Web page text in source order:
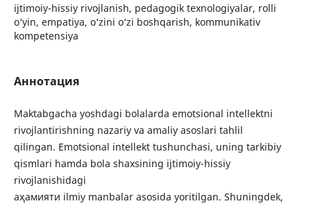
ijtimoiy-hissiy rivojlanish, pedagogik texnologiyalar, rolli
o‘yin, empatiya, o‘zini o‘zi boshqarish, kommunikativ
kompetensiya
Аннотация
Maktabgacha yoshdagi bolalarda emotsional intellektni
rivojlantirishning nazariy va amaliy asoslari tahlil
qilingan. Emotsional intellekt tushunchasi, uning tarkibiy
qismlari hamda bola shaxsining ijtimoiy-hissiy
rivojlanishidagi
аҳамияти ilmiy manbalar asosida yoritilgan. Shuningdek,